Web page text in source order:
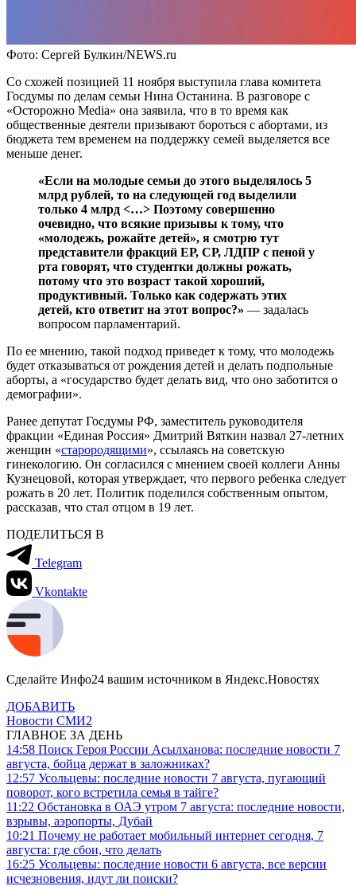
Фото: Сергей Булкин/NEWS.ru
Со схожей позицией 11 ноября выступила глава комитета
Госдумы по делам семьи Нина Останина. В разговоре с
«Осторожно Media» она заявила, что в то время как
общественные деятели призывают бороться с абортами, из
бюджета тем временем на поддержку семей выделяется все
меньше денег.
«Если на молодые семьи до этого выделялось 5
млрд рублей, то на следующей год выделили
только 4 млрд <…> Поэтому совершенно
очевидно, что всякие призывы к тому, что
«молодежь, рожайте детей», я смотрю тут
представители фракций ЕР, СР, ЛДПР с пеной у
рта говорят, что студентки должны рожать,
потому что это возраст такой хороший,
продуктивный. Только как содержать этих
детей, кто ответит на этот вопрос?» — задалась
вопросом парламентарий.
По ее мнению, такой подход приведет к тому, что молодежь
будет отказываться от рождения детей и делать подпольные
аборты, а «государство будет делать вид, что оно заботится о
демографии».
Ранее депутат Госдумы РФ, заместитель руководителя
фракции «Единая Россия» Дмитрий Вяткин назвал 27-летних
женщин «старородящими», ссылаясь на советскую
гинекологию. Он согласился с мнением своей коллеги Анны
Кузнецовой, которая утверждает, что первого ребенка следует
рожать в 20 лет. Политик поделился собственным опытом,
рассказав, что стал отцом в 19 лет.
ПОДЕЛИТЬСЯ В
Telegram
Vkontakte
Сделайте Инфо24 вашим источником в Яндекс.Новостях
ДОБАВИТЬ
Новости СМИ2
ГЛАВНОЕ ЗА ДЕНЬ
14:58 Поиск Героя России Асылханова: последние новости 7
августа, бойца держат в заложниках?
12:57 Усольцевы: последние новости 7 августа, пугающий
поворот, кого встретила семья в тайге?
11:22 Обстановка в ОАЭ утром 7 августа: последние новости,
взрывы, аэропорты, Дубай
10:21 Почему не работает мобильный интернет сегодня, 7
августа: где сбои, что делать
16:25 Усольцевы: последние новости 6 августа, все версии
исчезновения, идут ли поиски?